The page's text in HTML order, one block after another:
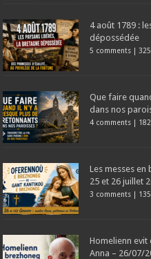
4 août 1789 :
dépossédée
5 comments |
Que faire
dans nos
4 comments |
Les messes
25 et 26 juillet
3 comments |
Homelienn
Anna – 26/07/